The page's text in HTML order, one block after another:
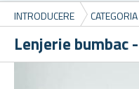
INTRODUCERE
Lenjerie bumbac